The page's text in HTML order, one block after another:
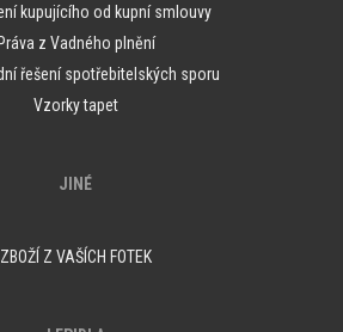
kupujícího od kupní smlouvy
z Vadného plnění
řešení spotřebitelských sporu
Vzorky tapet
JINÉ
ZBOŽÍ Z VAŠÍCH FOTEK